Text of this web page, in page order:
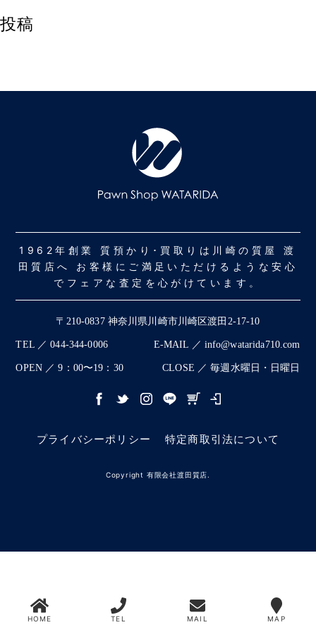
投稿
1962年創業 質預かり･買取りは川崎の質屋 渡
田質店へ お客様にご満足いただけるような安心
でフェアな査定を心がけています。
〒210-0837 神奈川県川崎市川崎区渡田2-17-10
TEL ／ 044-344-0006 E-MAIL ／ info@watarida710.com
OPEN ／ 9：00〜19：30 CLOSE ／ 毎週水曜日・日曜日
プライバシーポリシー 特定商取引法について
Copyright 有限会社渡田質店.
HOME TEL MAIL MAP